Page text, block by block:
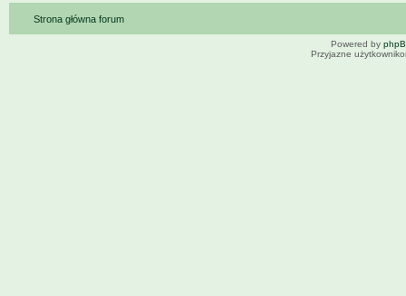
Strona główna forum
Powered by
Przyjazne